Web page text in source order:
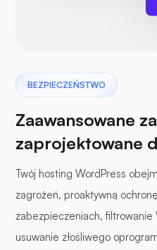
BEZPIECZEŃSTWO
Zaawansowane
zaprojektowane
Twój hosting WordPress
zagrożeń, proaktywną
zabezpieczeniach, filtrowanie
usuwanie złośliwego